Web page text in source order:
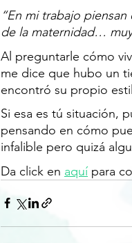
“En mi trabajo
de la maternidad…
Al preguntarle cómo
me dice que hubo un
encontró su propio
Si esa es tú situación,
pensando en cómo
infalible pero quizá
Da click en aquí para